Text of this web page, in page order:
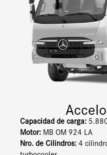
Capacidad de carga:
Motor: MB OM 924 LA
Nro. de Cilindros: 4